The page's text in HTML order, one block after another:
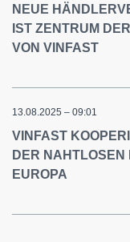
NEUE
IST ZENTRUM
VON VINFAST
13.08.2025 – 09:01
VINFAST
DER
EUROPA